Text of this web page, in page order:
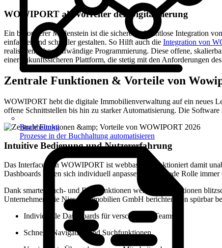
Buchhaltung
Prozesse in der Buchhaltung automatisieren
WOWIPORT als Vorreiter der Digitalisierung
Ein besonderer Meilenstein ist die sichere und nahtlose Integration
einfacher und schneller gestalten. So Hilft auch die Integration von
realisieren, ohne aufwändige Programmierung. Diese offene,
einer zukunftssicheren Plattform, die stetig mit den Anforderungen
Zentrale Funktionen & Vorteile von
WOWIPORT hebt die digitale Immobilienverwaltung auf ein neues
offene Schnittstellen bis hin zu starker Automatisierung. Die
Intuitive Bedienung und Nutzererfahrung
Das Interface von WOWIPORT ist webbasiert, funktioniert damit
Dashboards lassen sich individuell anpassen, sodass jede Rolle
Dank smarter Such- und Filterfunktionen werden Informationen
Unternehmen wie Niesen Immobilien GmbH berichten von spürbar
Individuelle Dashboards für verschiedene Teams
Schnelle Navigation und Suchfunktionen